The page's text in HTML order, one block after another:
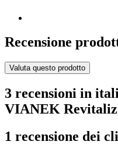
Recensione
Valuta questo prodotto
3 recensioni in
VIANEK
1 recensione dei